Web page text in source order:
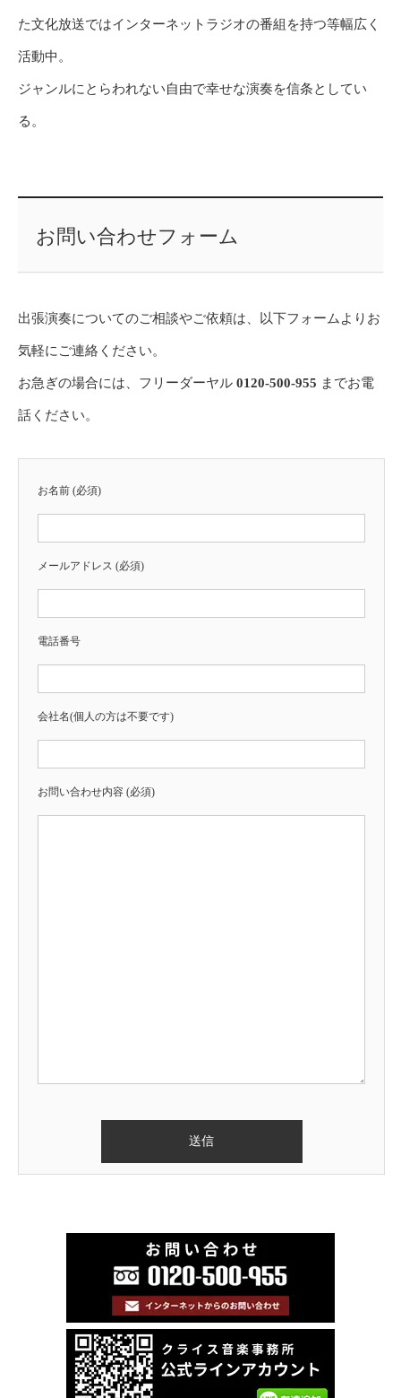
た文化放送ではインターネットラジオの番組を持つ等幅広く
活動中。
ジャンルにとらわれない自由で幸せな演奏を信条としてい
る。
お問い合わせフォーム
出張演奏についてのご相談やご依頼は、以下フォームよりお
気軽にご連絡ください。
お急ぎの場合には、フリーダーヤル 0120-500-955 までお電
話ください。
お名前 (必須)
メールアドレス (必須)
電話番号
会社名(個人の方は不要です)
お問い合わせ内容 (必須)